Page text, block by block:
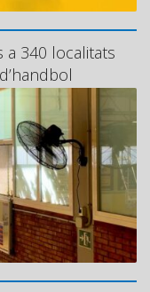
a 340 localitats